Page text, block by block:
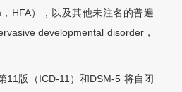
HFA），以及其他未注名的普遍
developmental disorder，
11版（ICD-11）和DSM-5 将自闭